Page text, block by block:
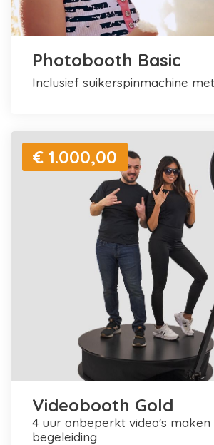
Photobooth Basic
inclusief suikerspinmachine
€ 1.000,00
Videobooth Gold
4 uur onbeperkt video's maken + personele
begeleiding